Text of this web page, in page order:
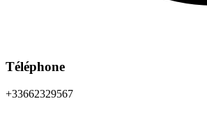
Téléphone
+33662329567